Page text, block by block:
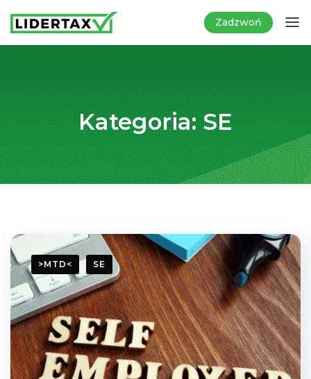
Zadzwoń
Kategoria: SE
>MTD< SE